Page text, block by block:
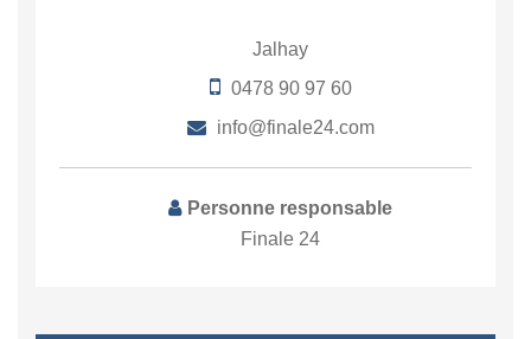
Jalhay
0478 90 97 60
info@finale24.com
Personne responsable
Finale 24